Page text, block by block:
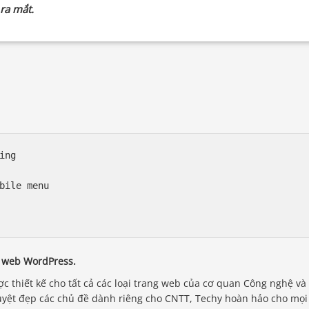
mắt.
menu
WordPress.
thiết kế cho tất cả các loại trang web của cơ quan Công nghệ và
đẹp các chủ đề dành riêng cho CNTT, Techy hoàn hảo cho mọi